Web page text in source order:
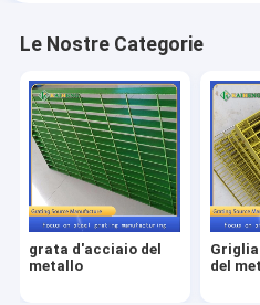
Prodotti del filo di ferro
Morsetti stridenti d'acciaio
Scaffale d'acciaio dei rifiuti
Le Nostre Categorie
grata d'acciaio del
metallo
del